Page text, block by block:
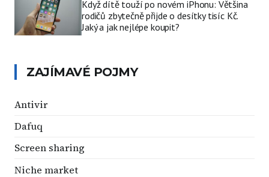
Když dítě touží po novém iPhonu: Většina
rodičů zbytečně přijde o desítky tisíc Kč.
Jaký a jak nejlépe koupit?
ZAJÍMAVÉ POJMY
Antivir
Dafuq
Screen sharing
Niche market